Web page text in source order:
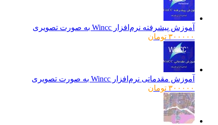
آموزش پیشرفته نرم‌افزار Wincc به صورت تصویری
۳۰۰۰۰۰ تومان
آموزش مقدماتی نرم‌افزار Wincc به صورت تصویری
۳۰۰۰۰۰ تومان